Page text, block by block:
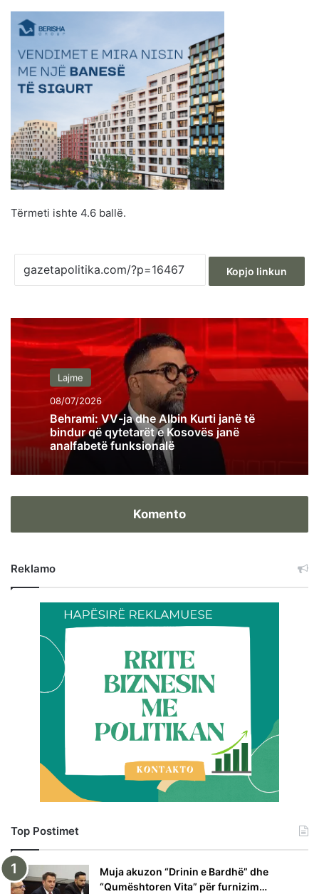
Tërmeti ishte 4.6 ballë.
Kopjo linkun
Lajme
08/07/2026
Behrami: VV-ja dhe Albin Kurti janë të
bindur që qytetarët e Kosovës janë
analfabetë funksionalë
Komento
Reklamo
Top Postimet
Muja akuzon “Drinin e Bardhë” dhe
“Qumështoren Vita” për furnizim…